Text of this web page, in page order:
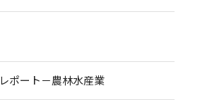
レポート－農林水産業